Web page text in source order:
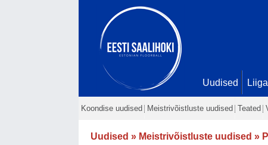
Uudised
Koondise uudised Meistrivõistluste uudised Teated
Uudised » Meistrivõistluste uudised »